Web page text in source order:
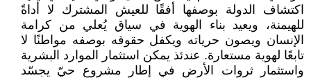
اكتشاف الدولة بوصفها أفقًا للعيش المشترك لا أداةً
للهيمنة، ويعيد بناء الهوية في سياق يُعلي من كرامة
الإنسان ويصون حرياته ويكفل حقوقه بوصفه مواطنًا لا
تابعًا لهوية مستعارة. عندئذ يمكن استثمار الموارد البشرية
واستثمار ثروات الأرض في إطار مشروع حيّ يجسّد